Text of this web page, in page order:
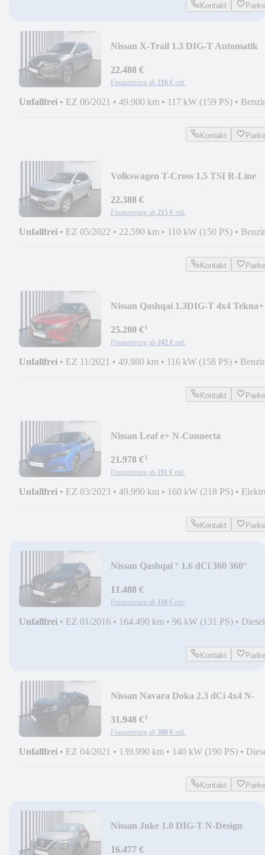
Kontakt
Nissan X-Trail 1.3 DIG-T Automatik
22.488 €
Finanzierung ab 216 € mtl.
Unfallfrei • EZ 06/2021 • 49.900 km • 117 kW (159 PS) •
Kontakt
Volkswagen T-Cross 1.5 TSI R-Line
22.388 €
Finanzierung ab 215 € mtl.
Unfallfrei • EZ 05/2022 • 22.590 km • 110 kW (150 PS) •
Kontakt
Nissan Qashqai 1.3DIG-T 4x4 Tekna+
25.280 €¹
Finanzierung ab 242 € mtl.
Unfallfrei • EZ 11/2021 • 49.980 km • 116 kW (158 PS) •
Kontakt
Nissan Leaf e+ N-Connecta
21.978 €¹
Finanzierung ab 211 € mtl.
Unfallfrei • EZ 03/2023 • 49.990 km • 160 kW (218 PS) •
Kontakt
Nissan Qashqai ° 1.6 dCi 360 360°
11.488 €
Finanzierung ab 110 € mtl.
Unfallfrei • EZ 01/2016 • 164.490 km • 96 kW (131 PS) • Diesel
Kontakt
Nissan Navara Doka 2.3 dCi 4x4 N-
31.948 €¹
Finanzierung ab 306 € mtl.
Unfallfrei • EZ 04/2021 • 139.990 km • 140 kW (190 PS) •
Kontakt
Nissan Juke 1.0 DIG-T N-Design
16.477 €